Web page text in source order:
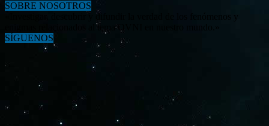
SOBRE NOSOTROS
«Investigar, descubrir y difundir la verdad de los fenómenos y
enigmas relacionados al tema OVNI en nuestro mundo.»
SÍGUENOS